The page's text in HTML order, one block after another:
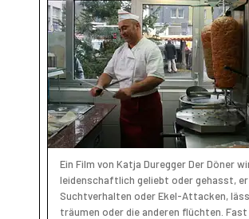
Ein Film von Katja Duregger Der Döner wird entweder
leidenschaftlich geliebt oder gehasst,
Suchtverhalten oder Ekel-Attacken,
träumen oder die anderen flüchten. Fast